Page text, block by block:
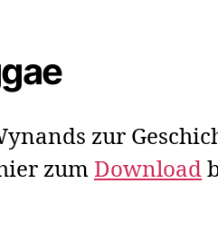
zur
zum Download